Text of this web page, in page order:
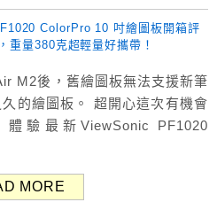
M2後，舊繪圖板無法支援新筆
的繪圖板。 超開心這次有機會
驗最新ViewSonic PF1020
馬上來開箱評價ViewSonic
MORE